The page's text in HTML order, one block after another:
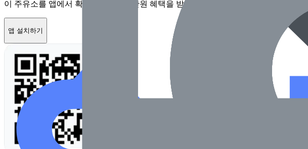
이 주유소를 앱에서 확인하고 최대 1만원 혜택을 받아보세요
앱 설치하기